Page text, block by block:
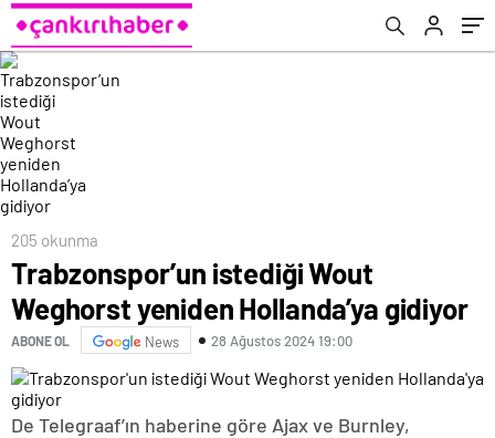
205 okunma
Trabzonspor’un istediği Wout
Weghorst yeniden Hollanda’ya gidiyor
ABONE OL News 28 Ağustos 2024 19:00
De Telegraaf’ın haberine göre Ajax ve Burnley,